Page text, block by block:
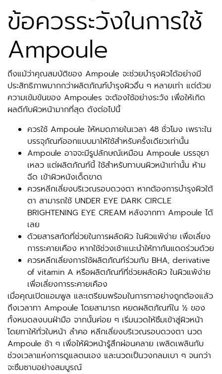
ข้อควรระวังในการใช้
Ampoule
ถึงแม้ว่าคุณสมบัติของ Ampoule จะช่วยบำรุงผิวได้อย่างมี
ประสิทธิภาพมากกว่าผลิตภัณฑ์บำรุงผิวอื่น ๆ หลายเท่า แต่ด้วย
ความเข้มข้นของ Ampoules จะต้องใช้อย่างระวัง เพื่อให้เกิด
ผลดีกับผิวหน้ามากที่สุด ดังต่อไปนี้
ควรใช้ Ampoule ให้หมดภายในเวลา 48 ชั่วโมง เพราะใน
บรรจุภัณฑ์ออกแบบมาให้ใช้สำหรับครั้งเดียวเท่านั้น
Ampoule อาจจะมีรูปลักษณ์เหมือน Ampoule บรรจุยา
เหลว แต่ผลิตภัณฑ์นี้ ใช้สำหรับทาบนผิวหน้าเท่านั้น ห้าม
ฉีด เข้าผิวหนังเด็ดขาด
ควรหลีกเลี่ยงบริเวณรอบดวงตา หากต้องการบำรุงผิวใต้
ตา สามารถใช้ UNDER EYE DARK CIRCLE
BRIGHTENING EYE CREAM หลังจากทา Ampoule ได้
เลย
ด้วยสารสกัดที่ช่วยในการผลัดผิว ในผิวแพ้ง่าย เพื่อเลี่ยง
การระคายเคือง หากใช้ช่วงเช้าแนะนำให้ทากันแดดร่วมด้วย
ควรหลีกเลี่ยงการใช้ผลิตภัณฑ์ร่วมกับ BHA, derivative
of vitamin A หรือผลิตภัณฑ์ที่ช่วยผลัดผิว ในผิวแพ้ง่าย
เพื่อเลี่ยงการระคายเคือง
เมื่อคุณเปิดแอมพูล และเตรียมพร้อมในการทาอย่างถูกต้องแล้ว
ถึงเวลาทา Ampoule โดยสามารถ หยดผลิตภัณฑ์ใน ½ ของ
ทั้งหมดลงบนฝ่ามือ จากนั้นค่อย ๆ เริ่มนวดให้ซึมเข้าสู่ผิวหน้า
โดยทาให้ทั่วใบหน้า ลำคอ หลีกเลี่ยงบริเวณรอบดวงตา นวด
Ampoule ช้า ๆ เพื่อให้ผิวหน้ารู้สึกผ่อนคลาย เพลิดเพลินกับ
ช่วงเวลาแห่งการดูแลตนเอง และนวดเป็นวงกลมเบา ๆ จนกว่า
จะซึมซาบอย่างสมบูรณ์